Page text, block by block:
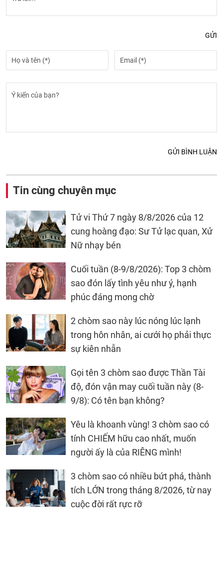
GỬI
GỬI BÌNH LUẬN
Tin cùng chuyên mục
Tử vi Thứ 7 ngày 8/8/2026 của 12
cung hoàng đạo: Sư Tử lạc quan, Xử
Nữ nhạy bén
Cuối tuần (8-9/8/2026): Top 3 chòm
sao đón lấy tình yêu như ý, hạnh
phúc đáng mong chờ
2 chòm sao này lúc nóng lúc lạnh
trong hôn nhân, ai cưới họ phải thực
sự kiên nhẫn
Gọi tên 3 chòm sao được Thần Tài
độ, đón vận may cuối tuần này (8-
9/8): Có tên bạn không?
Yêu là khoanh vùng! 3 chòm sao có
tính CHIẾM hữu cao nhất, muốn
người ấy là của RIÊNG mình!
3 chòm sao có nhiều bứt phá, thành
tích LỚN trong tháng 8/2026, từ nay
cuộc đời rất rực rỡ